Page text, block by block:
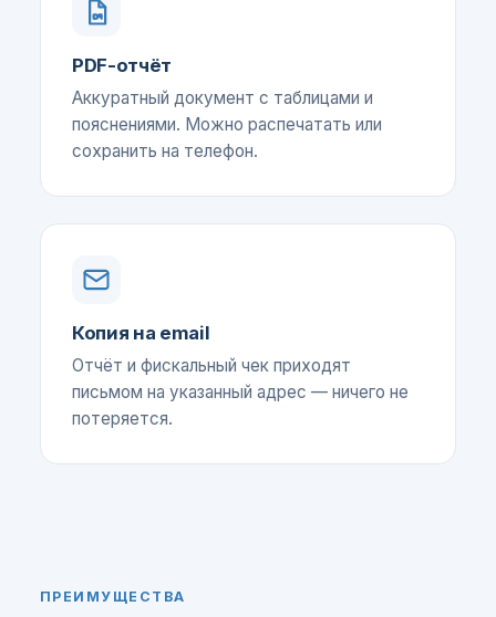
PDF-отчёт
Аккуратный документ с таблицами и
пояснениями. Можно распечатать или
сохранить на телефон.
Копия на email
Отчёт и фискальный чек приходят
письмом на указанный адрес — ничего не
потеряется.
ПРЕИМУЩЕСТВА